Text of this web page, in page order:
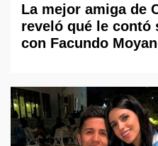
La mejor amiga de
reveló qué le contó
con Facundo